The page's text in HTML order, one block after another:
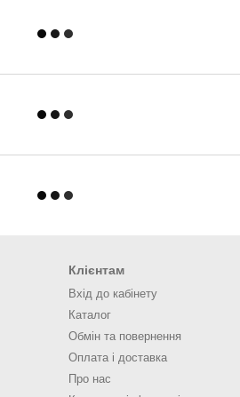
Клієнтам
Вхід до кабінету
Каталог
Обмін та повернення
Оплата і доставка
Про нас